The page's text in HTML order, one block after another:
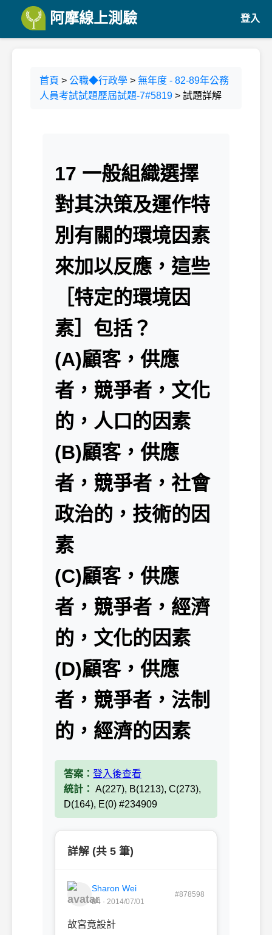
阿摩線上測驗 登入
首頁 > 公職◆行政學 > 無年度 - 82-89年公務
人員考試試題歷屆試題-7#5819 > 試題詳解
17 一般組織選擇
對其決策及運作特
別有關的環境因素
來加以反應，這些
［特定的環境因
素］包括？
(A)顧客，供應
者，競爭者，文化
的，人口的因素
(B)顧客，供應
者，競爭者，社會
政治的，技術的因
素
(C)顧客，供應
者，競爭者，經濟
的，文化的因素
(D)顧客，供應
者，競爭者，法制
的，經濟的因素
答案： 登入後查看
統計： A(227), B(1213), C(273),
D(164), E(0) #234909
詳解 (共 5 筆)
Sharon Wei
B4 · 2014/07/01
#878598
故宮竟設計